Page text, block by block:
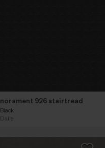
norament 926 stairtread
Black
Dalle